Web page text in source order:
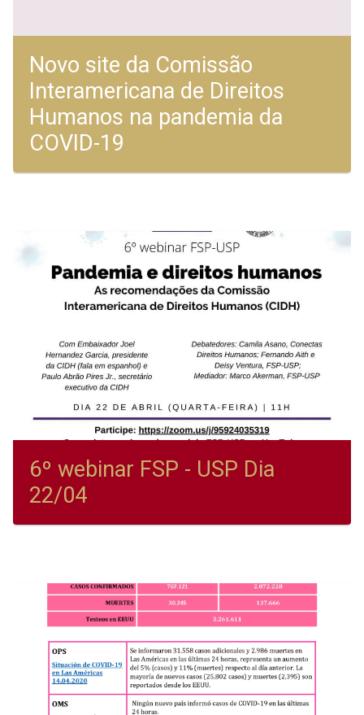
Novo site da Comissão
Interamericana de Direitos
Humanos na pandemia da
COVID-19
6º webinar FSP - USP Dia
22/04